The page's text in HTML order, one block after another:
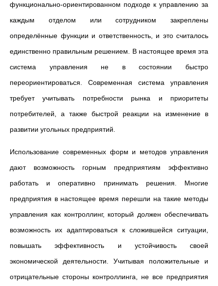
функционально-ориентированном подходе к управлению за
каждым отделом или сотрудником закреплены
определённые функции и ответственность, и это считалось
единственно правильным решением. В настоящее время эта
система управления не в состоянии быстро
переориентироваться. Современная система управления
требует учитывать потребности рынка и приоритеты
потребителей, а также быстрой реакции на изменение в
развитии угольных предприятий.
Использование современных форм и методов управления
дают возможность горным предприятиям эффективно
работать и оперативно принимать решения. Многие
предприятия в настоящее время перешли на такие методы
управления как контроллинг, который должен обеспечивать
возможность их адаптироваться к сложившейся ситуации,
повышать эффективность и устойчивость своей
экономической деятельности. Учитывая положительные и
отрицательные стороны контроллинга, не все предприятия